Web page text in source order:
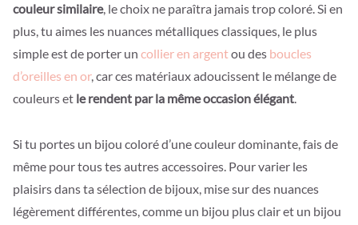
couleur similaire, le choix ne paraîtra jamais trop coloré. Si en
plus, tu aimes les nuances métalliques classiques, le plus
simple est de porter un collier en argentou des boucles
d’oreilles en or, car ces matériaux adoucissent le mélange de
couleurs et le rendent par la même occasion élégant.
Si tu portes un bijou coloré d’une couleur dominante, fais de
même pour tous tes autres accessoires. Pour varier les
plaisirs dans ta sélection de bijoux, mise sur des nuances
légèrement différentes, comme un bijou plus clair et un bijou